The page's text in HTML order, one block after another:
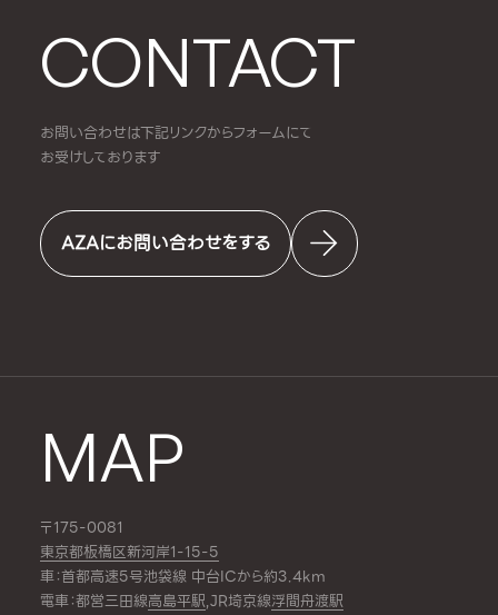
CONTACT
お問い合わせは下記リンクからフォームにて
お受けしております
AZAにお問い合わせをする
MAP
〒175-0081
東京都板橋区新河岸1-15-5
車：首都高速5号池袋線 中台ICから約3.4km
電車：都営三田線高島平駅,JR埼京線浮間舟渡駅